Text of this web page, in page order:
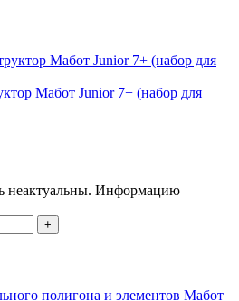
Мабот Junior 7+ (набор для
неактуальны. Информацию
+